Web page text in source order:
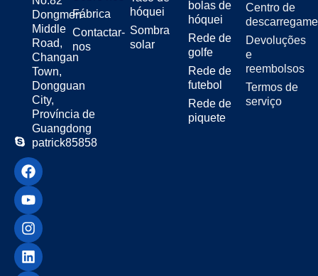
Dongmen
Middle
Road,
Changan
Town,
Dongguan
City,
Província de
Guangdong
patrick85858
Fábrica
Contactar-
nos
hóquei
Sombra
solar
bolas de
hóquei
Rede de
golfe
Rede de
futebol
Rede de
piquete
Centro de
Devoluções
e
reembolsos
Termos de
serviço